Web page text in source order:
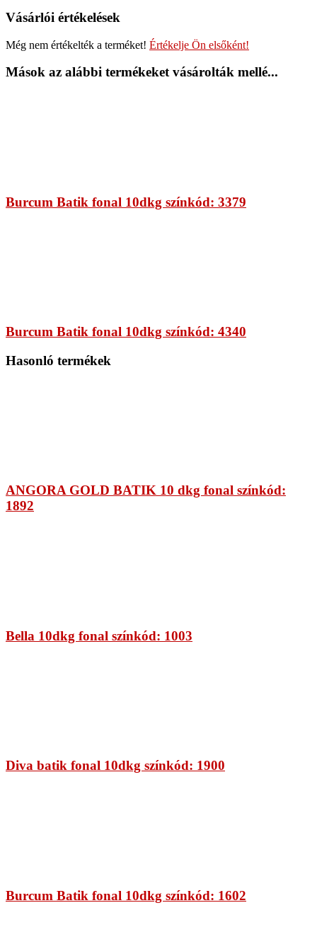
Vásárlói értékelések
Még nem értékelték a terméket! Értékelje Ön elsőként!
Mások az alábbi termékeket vásárolták mellé...
Burcum Batik fonal 10dkg színkód: 3379
Burcum Batik fonal 10dkg színkód: 4340
Hasonló termékek
ANGORA GOLD BATIK 10 dkg fonal színkód:
1892
Bella 10dkg fonal színkód: 1003
Diva batik fonal 10dkg színkód: 1900
Burcum Batik fonal 10dkg színkód: 1602